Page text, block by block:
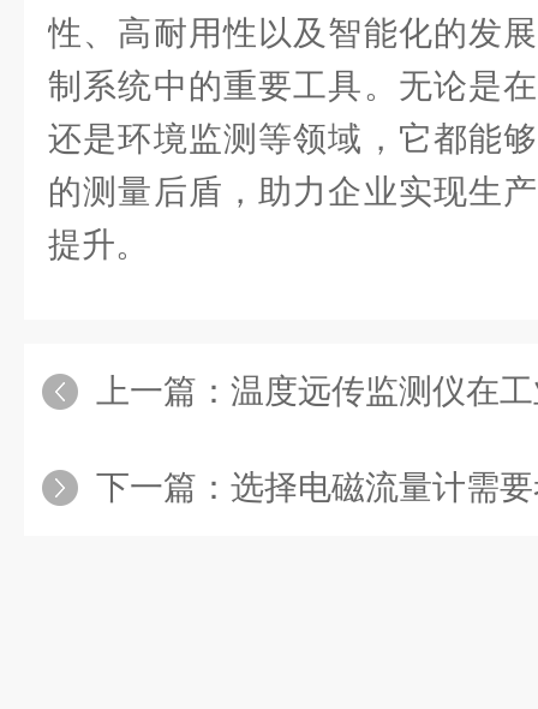
性、高耐用性以及智能化的发
制系统中的重要工具。无论是
还是环境监测等领域，它都能
的测量后盾，助力企业实现生
提升。
上一篇： 温度远传监测仪在工
下一篇： 选择电磁流量计需